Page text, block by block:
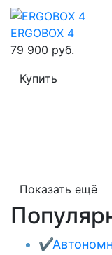
ERGOBOX 4
79 900 руб.
Купить
Показать ещё